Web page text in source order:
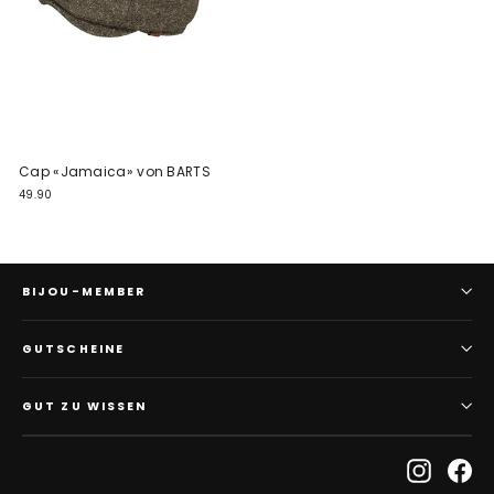
Cap «Jamaica» von BARTS
49.90
BIJOU-MEMBER
GUTSCHEINE
GUT ZU WISSEN